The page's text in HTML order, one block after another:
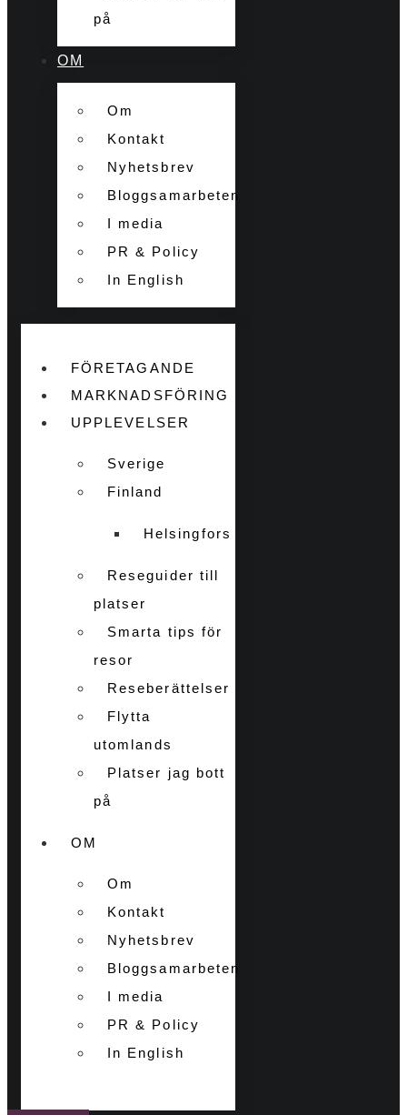
på
OM
Om
Kontakt
Nyhetsbrev
Bloggsamarbeten
I media
PR & Policy
In English
FÖRETAGANDE
MARKNADSFÖRING
UPPLEVELSER
Sverige
Finland
Helsingfors
Reseguider till
platser
Smarta tips för
resor
Reseberättelser
Flytta
utomlands
Platser jag bott
på
OM
Om
Kontakt
Nyhetsbrev
Bloggsamarbeten
I media
PR & Policy
In English